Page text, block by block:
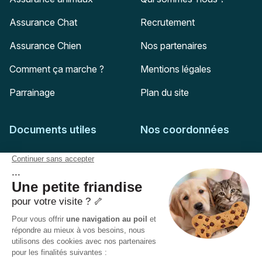
Assurance Chat
Assurance Chien
Comment ça marche ?
Parrainage
Recrutement
Nos partenaires
Mentions légales
Plan du site
Documents utiles
Feuille de soins
Conditions générales
Politique de confidentialité
Politique des Cookies
Accessibilité :
Nos coordonnées
51-55 rue Hoche
94767
Ivry-sur-Seine
Pas encore client ?
Mail :
adhesion@assuropoil.com
Tel :
01 77 94 89 02